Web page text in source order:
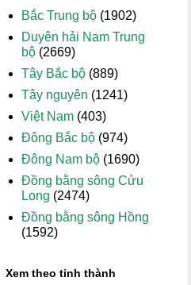
Bắc Trung bộ (1902)
Duyên hải Nam Trung
bộ (2669)
Tây Bắc bộ (889)
Tây nguyên (1241)
Việt Nam (403)
Đông Bắc bộ (974)
Đông Nam bộ (1690)
Đồng bằng sông Cửu
Long (2474)
Đồng bằng sông Hồng
(1592)
Xem theo tỉnh thành